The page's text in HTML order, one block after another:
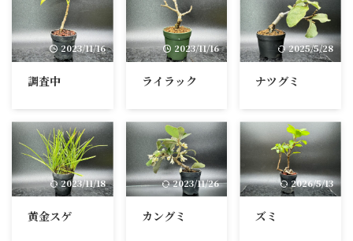
2023/11/16
調査中
2023/11/16
ライラック
2025/5/28
ナツグミ
2023/11/18
黄金スゲ
2023/11/26
カングミ
2026/5/13
ズミ